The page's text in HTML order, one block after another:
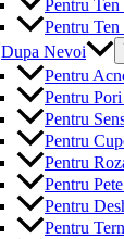
Pentru Ten
Pentru
Dupa Nevoi
Pentru
Pentru
Pentru
Pentru
Pentru
Pentru
Pentru
Pentru